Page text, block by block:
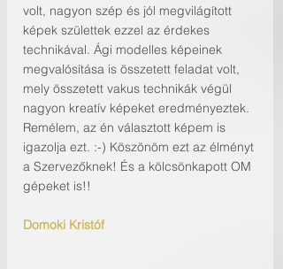
volt, nagyon szép és jól megvilágított
képek születtek ezzel az érdekes
technikával. Ági modelles képeinek
megvalósítása is összetett feladat volt,
mely összetett vakus technikák végül
nagyon kreatív képeket eredményeztek.
Remélem, az én választott képem is
igazolja ezt. :-) Köszönöm ezt az élményt
a Szervezőknek! És a kölcsönkapott OM
gépeket is!!
Domoki Kristóf